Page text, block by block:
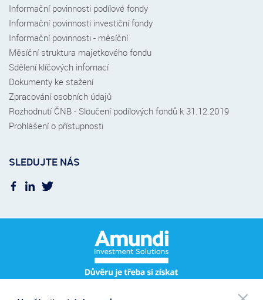
Informační povinnosti podílové fondy
Informační povinnosti investiční fondy
Informační povinnosti - měsíční
Měsíční struktura majetkového fondu
Sdělení klíčových infomací
Dokumenty ke stažení
Zpracování osobních údajů
Rozhodnutí ČNB - Sloučení podílových fondů k 31.12.2019
Prohlášení o přístupnosti
SLEDUJTE NÁS